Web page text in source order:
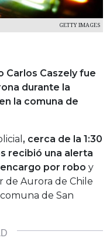
GETTY IMAGES
Carlos Caszely fue
durante la
la comuna de
, cerca de la 1:30
recibió una alerta
por robo y
de Aurora de Chile
de San